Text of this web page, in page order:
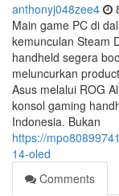
anthonyj048zee4
Main game PC di
kemunculan Steam
handheld segera
meluncurkan
Asus melalui ROG
konsol gaming
Indonesia. Bukan
https://
14-oled
Comments